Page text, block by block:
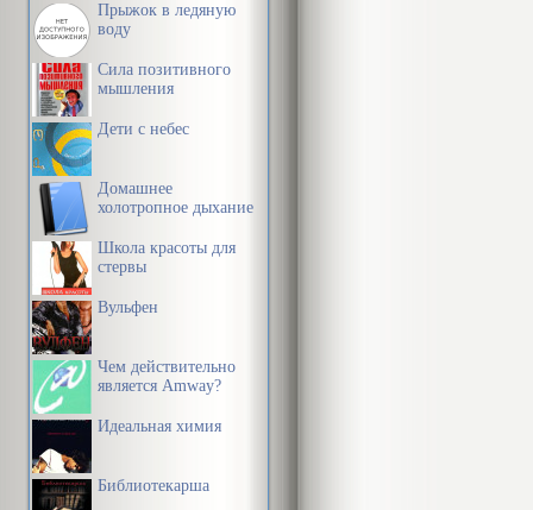
Прыжок в ледяную
воду
Сила позитивного
мышления
Дети с небес
Домашнее
холотропное дыхание
Школа красоты для
стервы
Вульфен
Чем действительно
является Amway?
Идеальная химия
Библиотекарша